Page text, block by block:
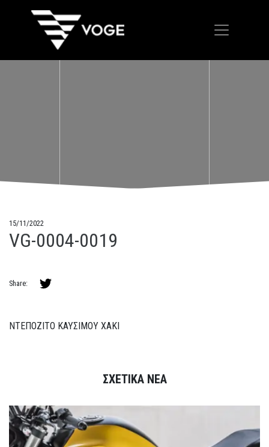
15/11/2022
VG-0004-0019
Share:
ΝΤΕΠΟΖΙΤΟ ΚΑΥΣΙΜΟΥ ΧΑΚΙ
ΣΧΕΤΙΚΑ ΝΕΑ